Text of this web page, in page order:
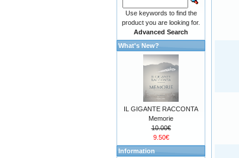
Use keywords to find the
product you are looking for.
Advanced Search
What's New?
IL GIGANTE RACCONTA
Memorie
10.00€
9.50€
Information